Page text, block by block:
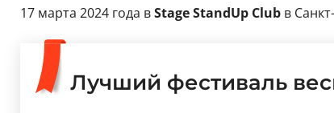
17 марта 2024 года вStage StandUp Clubв
Лучший фестиваль